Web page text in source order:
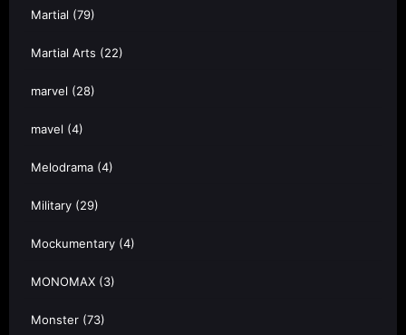
Martial (79)
Martial Arts (22)
marvel (28)
mavel (4)
Melodrama (4)
Military (29)
Mockumentary (4)
MONOMAX (3)
Monster (73)